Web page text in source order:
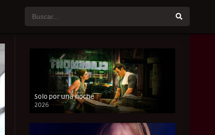
Solo por una noche
2026
CAM